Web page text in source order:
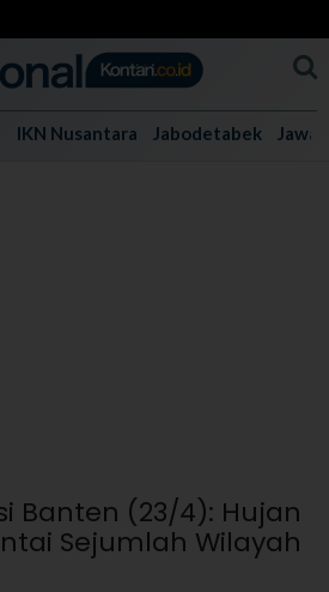
IKN Nusantara Jabodetabek Jawa
Banten (23/4): Hujan
Sejumlah Wilayah